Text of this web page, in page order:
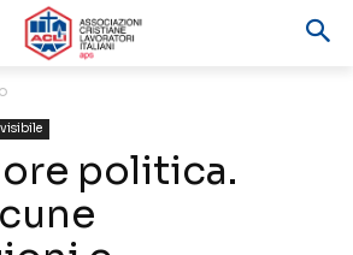
politica.